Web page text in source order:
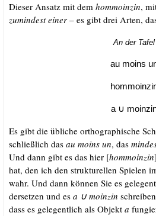
Die­ser Ansatz mit dem hom­mo­in­zin,
zumin­dest einer– es gibt drei Arten,
An der Tafel
au moins
a ∪
Es gibt die übli­che ortho­gra­phi­sche
schließ­lich das au moins un, das
Und dann gibt es das hier [hom­mo­in­zin
hat, den ich den struk­tu­rel­len Spie­len
wahr. Und dann kön­nen Sie es
der­set­zen und es a ∪ moin­zin
dass es gele­gent­lich als Objekt a